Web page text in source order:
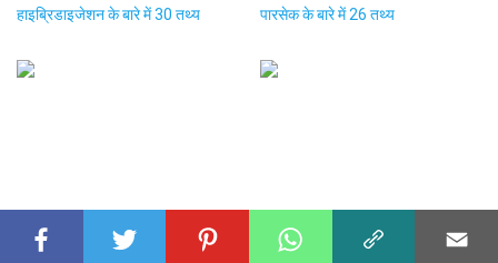
हाइब्रिडाइजेशन के बारे में 30 तथ्य पारसेक के बारे में 26 तथ्य